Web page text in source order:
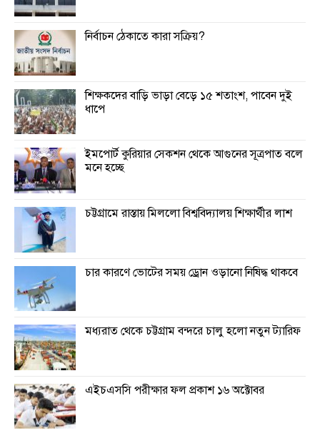
নির্বাচন ঠেকাতে কারা সক্রিয়?
শিক্ষকদের বাড়ি ভাড়া বেড়ে ১৫ শতাংশ, পাবেন দুই
ধাপে
ইমপোর্ট কুরিয়ার সেকশন থেকে আগুনের সূত্রপাত বলে
মনে হচ্ছে
চট্টগ্রামে রাস্তায় মিললো বিশ্ববিদ্যালয় শিক্ষার্থীর লাশ
চার কারণে ভোটের সময় ড্রোন ওড়ানো নিষিদ্ধ থাকবে
মধ্যরাত থেকে চট্টগ্রাম বন্দরে চালু হলো নতুন ট্যারিফ
এইচএসসি পরীক্ষার ফল প্রকাশ ১৬ অক্টোবর